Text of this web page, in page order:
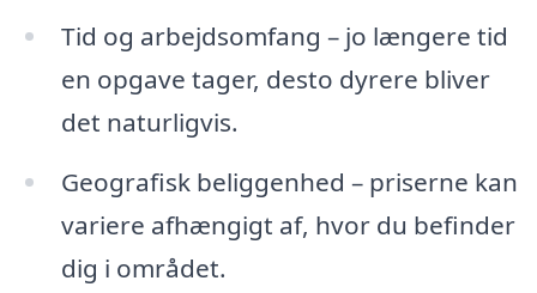
Tid og arbejdsomfang – jo længere tid
en opgave tager, desto dyrere bliver
det naturligvis.
Geografisk beliggenhed – priserne kan
variere afhængigt af, hvor du befinder
dig i området.